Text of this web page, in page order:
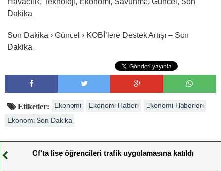
Havacılık, Teknoloji, Ekonomi, Savunma, Güncel, Son
Dakika
Son Dakika › Güncel › KOBİ’lere Destek Artışı – Son
Dakika
Etiketler: Ekonomi Ekonomi Haberi
Ekonomi Haberleri
Ekonomi Son Dakika
Of’ta lise öğrencileri trafik uygulamasına katıldı